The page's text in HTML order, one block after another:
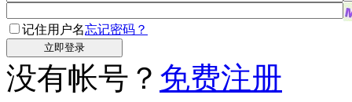
记住用户名忘记密码？
没有帐号？ 免费注册